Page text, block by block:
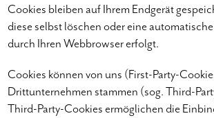
Cookies bleiben auf Ihrem Endgerät
diese selbst löschen oder eine
durch Ihren Webbrowser erfolgt.
Cookies können von uns (First-Party-
Drittunternehmen stammen (sog. Third-
Third-Party-Cookies ermöglichen die